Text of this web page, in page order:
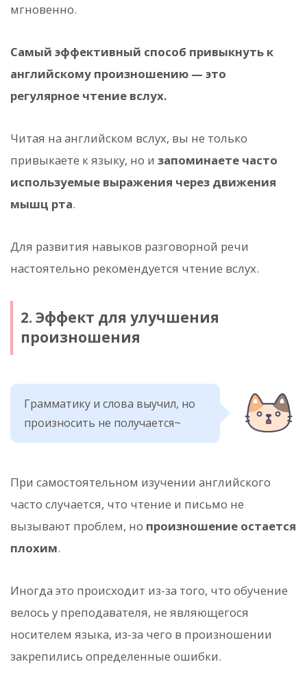
мгновенно.
Самый эффективный способ привыкнуть к
английскому произношению — это
регулярное чтение вслух.
Читая на английском вслух, вы не только
привыкаете к языку, но и запоминаете часто
используемые выражения через движения
мышц рта.
Для развития навыков разговорной речи
настоятельно рекомендуется чтение вслух.
2. Эффект для улучшения
произношения
Грамматику и слова выучил, но
произносить не получается~
При самостоятельном изучении английского
часто случается, что чтение и письмо не
вызывают проблем, но произношение остается
плохим.
Иногда это происходит из-за того, что обучение
велось у преподавателя, не являющегося
носителем языка, из-за чего в произношении
закрепились определенные ошибки.